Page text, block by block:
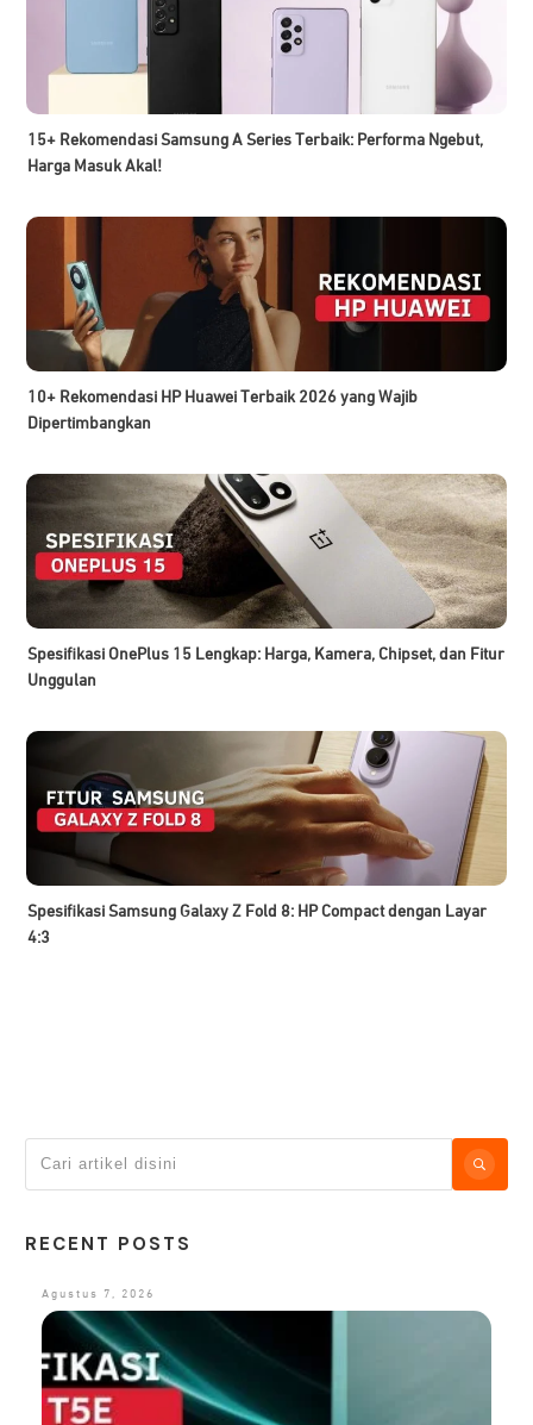
15+ Rekomendasi Samsung A Series Terbaik: Performa Ngebut,
Harga Masuk Akal!
10+ Rekomendasi HP Huawei Terbaik 2026 yang Wajib
Dipertimbangkan
Spesifikasi OnePlus 15 Lengkap: Harga, Kamera, Chipset, dan Fitur
Unggulan
Spesifikasi Samsung Galaxy Z Fold 8: HP Compact dengan Layar
4:3
RECENT POSTS
Agustus 7, 2026